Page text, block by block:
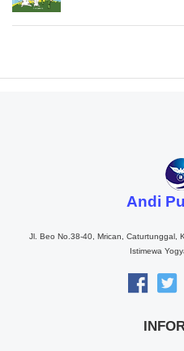
Andi
Jl. Beo No.38-40, Mrican, Caturtunggal,
Istimewa